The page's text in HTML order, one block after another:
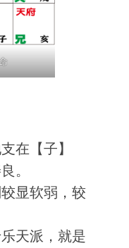
在【子】
。
显软弱，较
天派，就是